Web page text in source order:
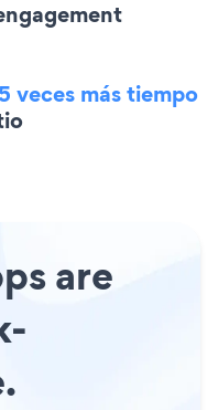
veces más tiempo
are